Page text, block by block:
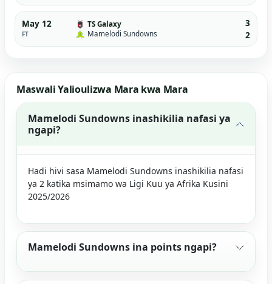
May 12
FT
TS Galaxy
Mamelodi Sundowns
3
2
Maswali Yalioulizwa Mara kwa Mara
Mamelodi Sundowns inashikilia nafasi ya
ngapi?
Hadi hivi sasa Mamelodi Sundowns inashikilia nafasi
ya 2 katika msimamo wa Ligi Kuu ya Afrika Kusini
2025/2026
Mamelodi Sundowns ina points ngapi?